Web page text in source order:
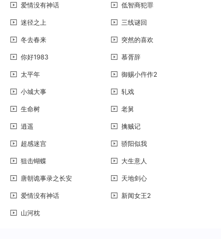
爱情没有神话 低智商犯罪
迷径之上 三线谜回
冬去春来 突然的喜欢
你好1983 慕胥辞
太平年 御赐小仵作2
小城大事 轧戏
生命树 老舅
逍遥 擒贼记
超感迷宫 骄阳似我
狙击蝴蝶 大生意人
唐朝诡事录之长安 天地剑心
爱情没有神话 新闻女王2
山河枕